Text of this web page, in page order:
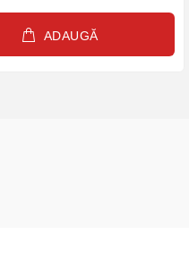
ADAUGĂ